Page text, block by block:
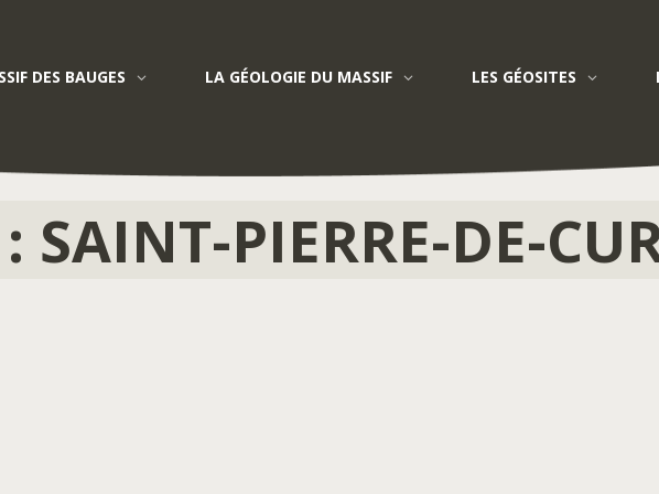
DES BAUGES LA GÉOLOGIE DU MASSIF LES GÉOSITES
SAINT-PIERRE-DE-